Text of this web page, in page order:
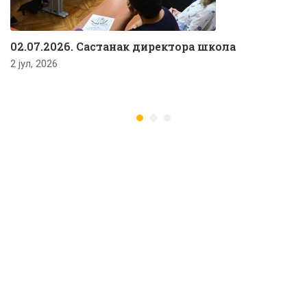
02.07.2026. Састанак директора школа
2 јул, 2026